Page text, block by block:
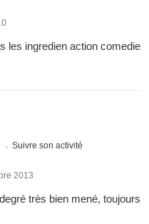
les ingredien action comedie
Suivre son activité
2013
très bien mené, toujours